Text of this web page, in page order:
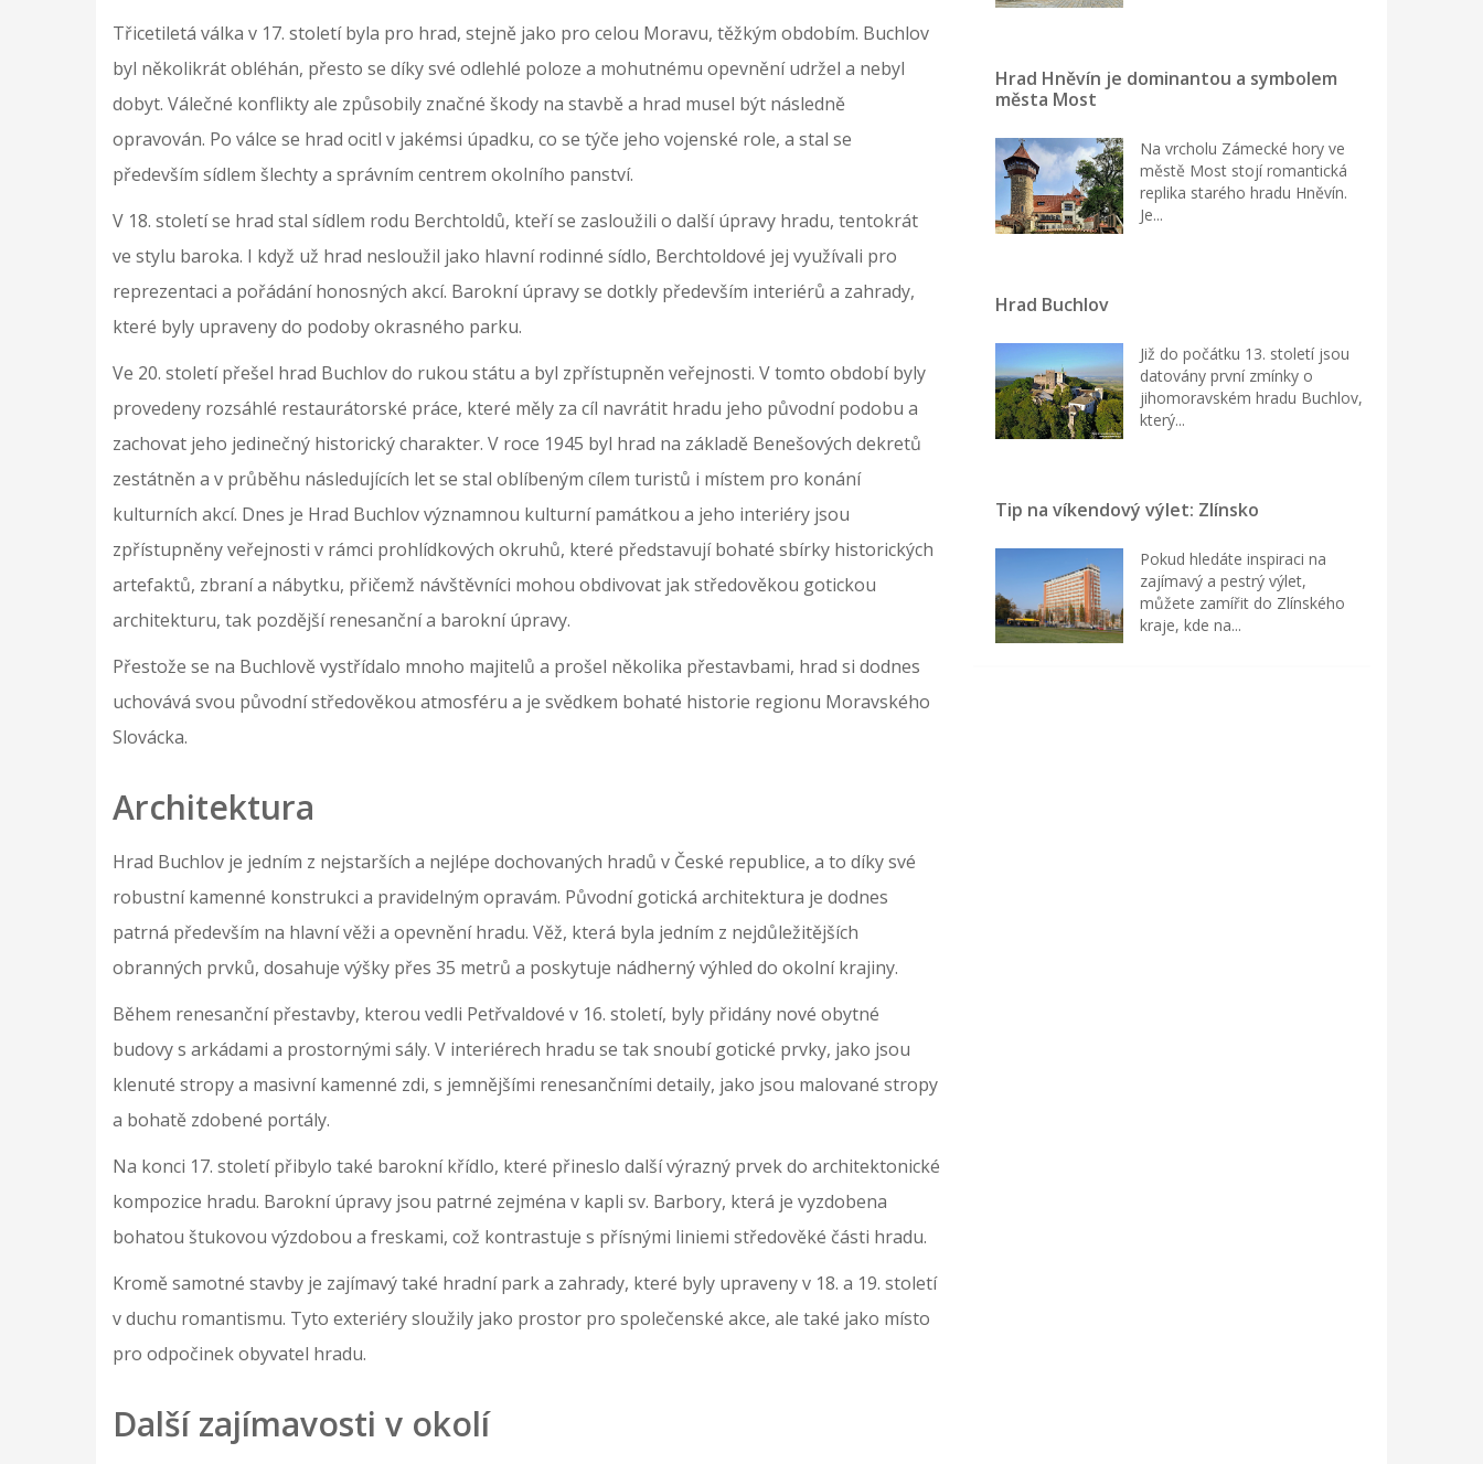
Třicetiletá válka v 17. století byla pro hrad, stejně jako pro celou Moravu, těžkým obdobím. Buchlov
byl několikrát obléhán, přesto se díky své odlehlé poloze a mohutnému opevnění udržel a nebyl
dobyt. Válečné konflikty ale způsobily značné škody na stavbě a hrad musel být následně
opravován. Po válce se hrad ocitl v jakémsi úpadku, co se týče jeho vojenské role, a stal se
především sídlem šlechty a správním centrem okolního panství.
V 18. století se hrad stal sídlem rodu Berchtoldů, kteří se zasloužili o další úpravy hradu, tentokrát
ve stylu baroka. I když už hrad nesloužil jako hlavní rodinné sídlo, Berchtoldové jej využívali pro
reprezentaci a pořádání honosných akcí. Barokní úpravy se dotkly především interiérů a zahrady,
které byly upraveny do podoby okrasného parku.
Ve 20. století přešel hrad Buchlov do rukou státu a byl zpřístupněn veřejnosti. V tomto období byly
provedeny rozsáhlé restaurátorské práce, které měly za cíl navrátit hradu jeho původní podobu a
zachovat jeho jedinečný historický charakter. V roce 1945 byl hrad na základě Benešových dekretů
zestátněn a v průběhu následujících let se stal oblíbeným cílem turistů i místem pro konání
kulturních akcí. Dnes je Hrad Buchlov významnou kulturní památkou a jeho interiéry jsou
zpřístupněny veřejnosti v rámci prohlídkových okruhů, které představují bohaté sbírky historických
artefaktů, zbraní a nábytku, přičemž návštěvníci mohou obdivovat jak středověkou gotickou
architekturu, tak pozdější renesanční a barokní úpravy.
Přestože se na Buchlově vystřídalo mnoho majitelů a prošel několika přestavbami, hrad si dodnes
uchovává svou původní středověkou atmosféru a je svědkem bohaté historie regionu Moravského
Slovácka.
Architektura
Hrad Buchlov je jedním z nejstarších a nejlépe dochovaných hradů v České republice, a to díky své
robustní kamenné konstrukci a pravidelným opravám. Původní gotická architektura je dodnes
patrná především na hlavní věži a opevnění hradu. Věž, která byla jedním z nejdůležitějších
obranných prvků, dosahuje výšky přes 35 metrů a poskytuje nádherný výhled do okolní krajiny.
Během renesanční přestavby, kterou vedli Petřvaldové v 16. století, byly přidány nové obytné
budovy s arkádami a prostornými sály. V interiérech hradu se tak snoubí gotické prvky, jako jsou
klenuté stropy a masivní kamenné zdi, s jemnějšími renesančními detaily, jako jsou malované stropy
a bohatě zdobené portály.
Na konci 17. století přibylo také barokní křídlo, které přineslo další výrazný prvek do architektonické
kompozice hradu. Barokní úpravy jsou patrné zejména v kapli sv. Barbory, která je vyzdobena
bohatou štukovou výzdobou a freskami, což kontrastuje s přísnými liniemi středověké části hradu.
Kromě samotné stavby je zajímavý také hradní park a zahrady, které byly upraveny v 18. a 19. století
v duchu romantismu. Tyto exteriéry sloužily jako prostor pro společenské akce, ale také jako místo
pro odpočinek obyvatel hradu.
Další zajímavosti v okolí
Hrad Hněvín je dominantou a symbolem
města Most
Na vrcholu Zámecké hory ve
městě Most stojí romantická
replika starého hradu Hněvín.
Je...
Hrad Buchlov
Již do počátku 13. století jsou
datovány první zmínky o
jihomoravském hradu Buchlov,
který...
Tip na víkendový výlet: Zlínsko
Pokud hledáte inspiraci na
zajímavý a pestrý výlet,
můžete zamířit do Zlínského
kraje, kde na...